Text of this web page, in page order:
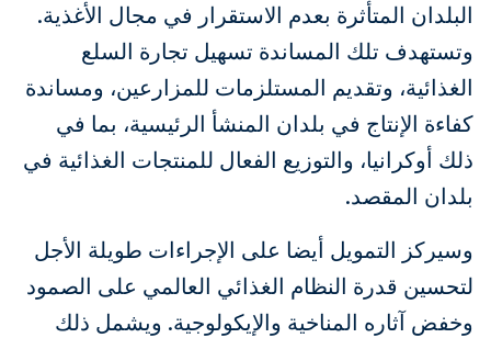
البلدان المتأثرة بعدم الاستقرار في مجال الأغذية.
وتستهدف تلك المساندة تسهيل تجارة السلع
الغذائية، وتقديم المستلزمات للمزارعين، ومساندة
كفاءة الإنتاج في بلدان المنشأ الرئيسية، بما في
ذلك أوكرانيا، والتوزيع الفعال للمنتجات الغذائية في
بلدان المقصد.
وسيركز التمويل أيضا على الإجراءات طويلة الأجل
لتحسين قدرة النظام الغذائي العالمي على الصمود
وخفض آثاره المناخية والإيكولوجية. ويشمل ذلك